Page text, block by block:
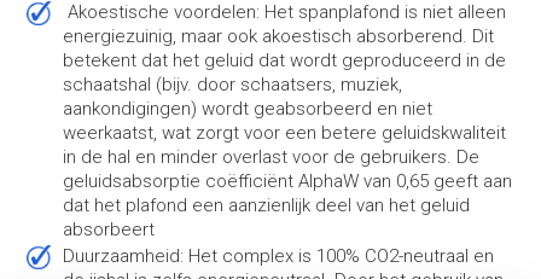
Akoestische voordelen: Het spanplafond is niet alleen
energiezuinig, maar ook akoestisch absorberend. Dit
betekent dat het geluid dat wordt geproduceerd in de
schaatshal (bijv. door schaatsers, muziek,
aankondigingen) wordt geabsorbeerd en niet
weerkaatst, wat zorgt voor een betere geluidskwaliteit
in de hal en minder overlast voor de gebruikers. De
geluidsabsorptie coëfficiënt AlphaW van 0,65 geeft aan
dat het plafond een aanzienlijk deel van het geluid
absorbeert
Duurzaamheid: Het complex is 100% CO2-neutraal en